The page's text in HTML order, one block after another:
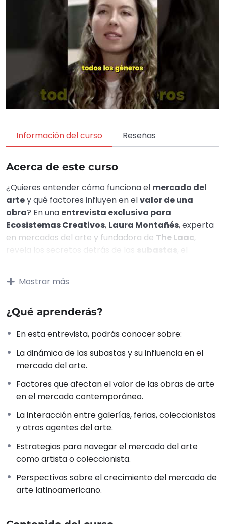
Información del curso Reseñas
Acerca de este curso
¿Quieres entender cómo funciona el mercado del
artey qué factores influyen en elvalor de una
obra? En una entrevista exclusiva para
Ecosistemas Creativos, Laura Montañés, experta
en mercados del arte y fundadora de The Laac,
revela los secretos detrás de las
subastas
, el
comercialización artística
galerías y otros agentes clave en el mercado del
arte contemporáneo?
Laura explora las dinámicas del mercado artístico,
valor de las obras de arte, y cómo los distintos
nodos y agentes culturales influyen en la
comercialización artística. Esta entrevista ofrece una
perspectiva única para artistas, coleccionistas y
creativos que desean comprender el funcionamiento
del mercado del arte desde dentro.
Accede GRATIS a esta entrevista al formar parte
de nuestra comunidad.EnEcosistemas
Laura Montañés, sino también contenido mensual
diseñado para impulsar el desarrollo profesional de
Mostrar más
¿Qué aprenderás?
En esta entrevista, podrás conocer sobre:
La dinámica de las subastas y su influencia en el
mercado del arte.
Factores que afectan el valor de las obras de arte
en el mercado contemporáneo.
La interacción entre galerías, ferias, coleccionistas
y otros agentes del arte.
Estrategias para navegar el mercado del arte
como artista o coleccionista.
Perspectivas sobre el crecimiento del mercado de
arte latinoamericano.